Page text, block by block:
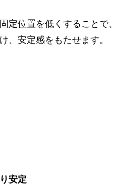
定位置を低くすることで、
、安定感をもたせます。
安定